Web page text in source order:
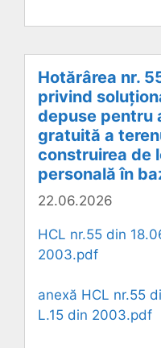
Hotărârea nr.
privind
depuse pentru
gratuită a
construirea de
personală în
22.06.2026
HCL nr.55 din
2003.pdf
anexă HCL nr.55
L.15 din 2003.pdf